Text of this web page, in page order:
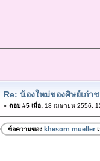
Re: น้องใหม่ของศิษย์เก่า
« ตอบ #5 เมื่อ:18 เมษายน 2556,
ข้อความของ khesorn muellerเ